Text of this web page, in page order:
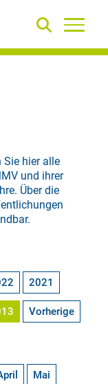
hier alle
und ihrer
Über die
2021
Vorherige
Mai